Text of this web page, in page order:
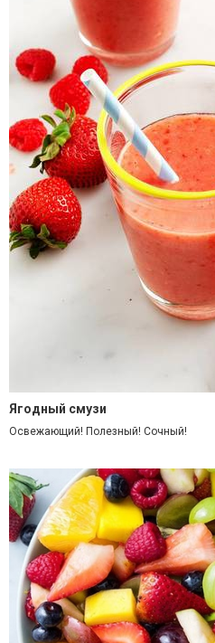
Ягодный смузи
Освежающий! Полезный! Сочный!